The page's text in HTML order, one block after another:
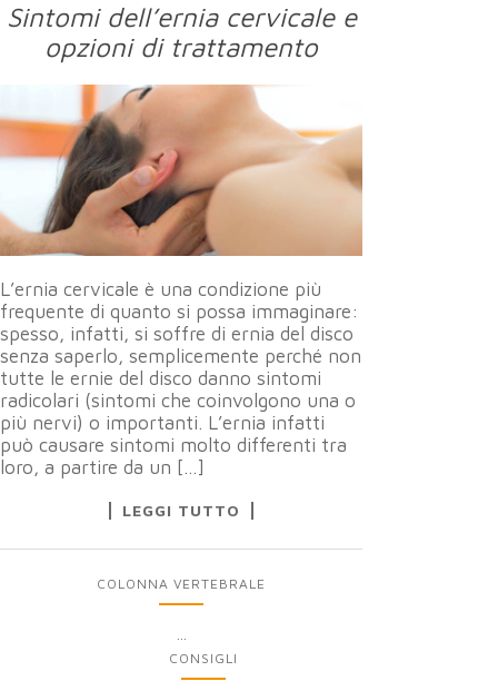
Sintomi dell’ernia cervicale e
opzioni di trattamento
L’ernia cervicale è una condizione più
frequente di quanto si possa immaginare:
spesso, infatti, si soffre di ernia del disco
senza saperlo, semplicemente perché non
tutte le ernie del disco danno sintomi
radicolari (sintomi che coinvolgono una o
più nervi) o importanti. L’ernia infatti
può causare sintomi molto differenti tra
loro, a partire da un […]
LEGGI TUTTO
COLONNA VERTEBRALE
CONSIGLI